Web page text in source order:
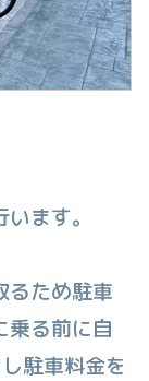
ます。
るため駐車
乗る前に自
駐車料金を